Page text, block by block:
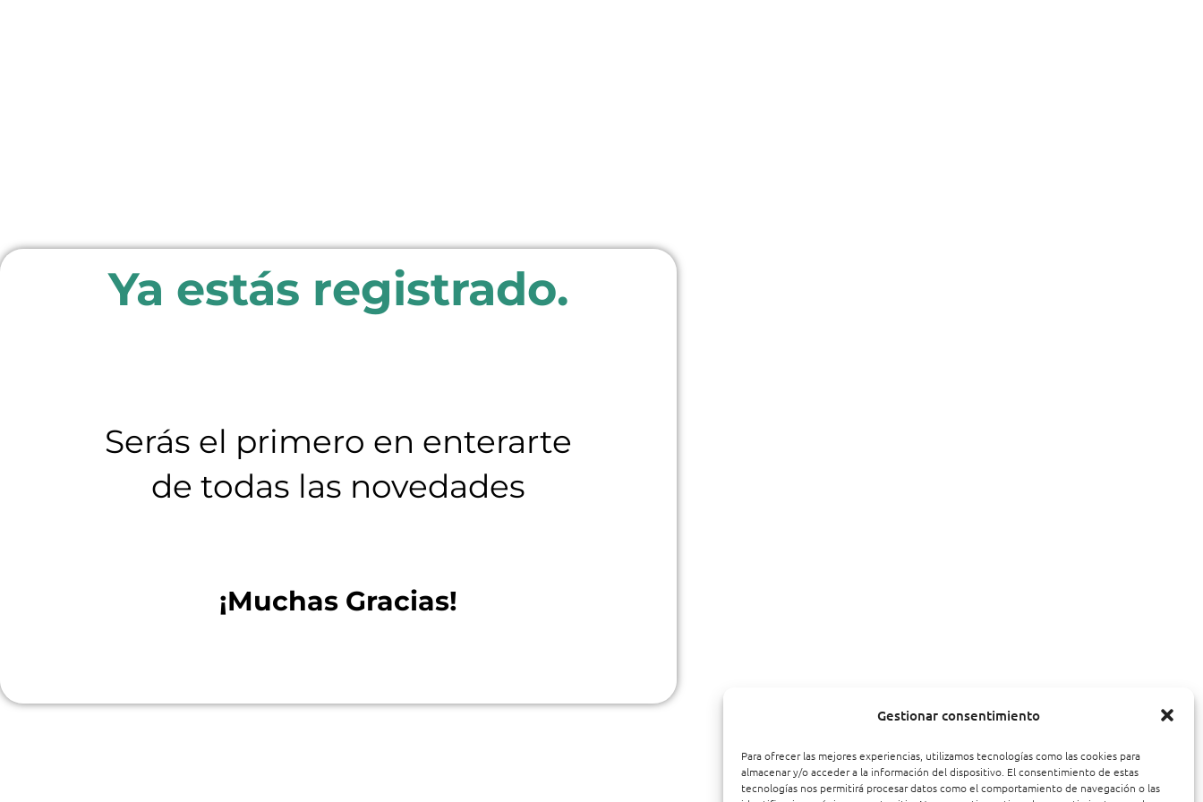
Gestionar consentimiento
Para ofrecer las mejores experiencias, utilizamos tecnologías como las cookies para
almacenar y/o acceder a la información del dispositivo. El consentimiento de estas
tecnologías nos permitirá procesar datos como el comportamiento de navegación o las
Ya estás registrado.
Serás el primero en enterarte
de todas las novedades
¡Muchas Gracias!